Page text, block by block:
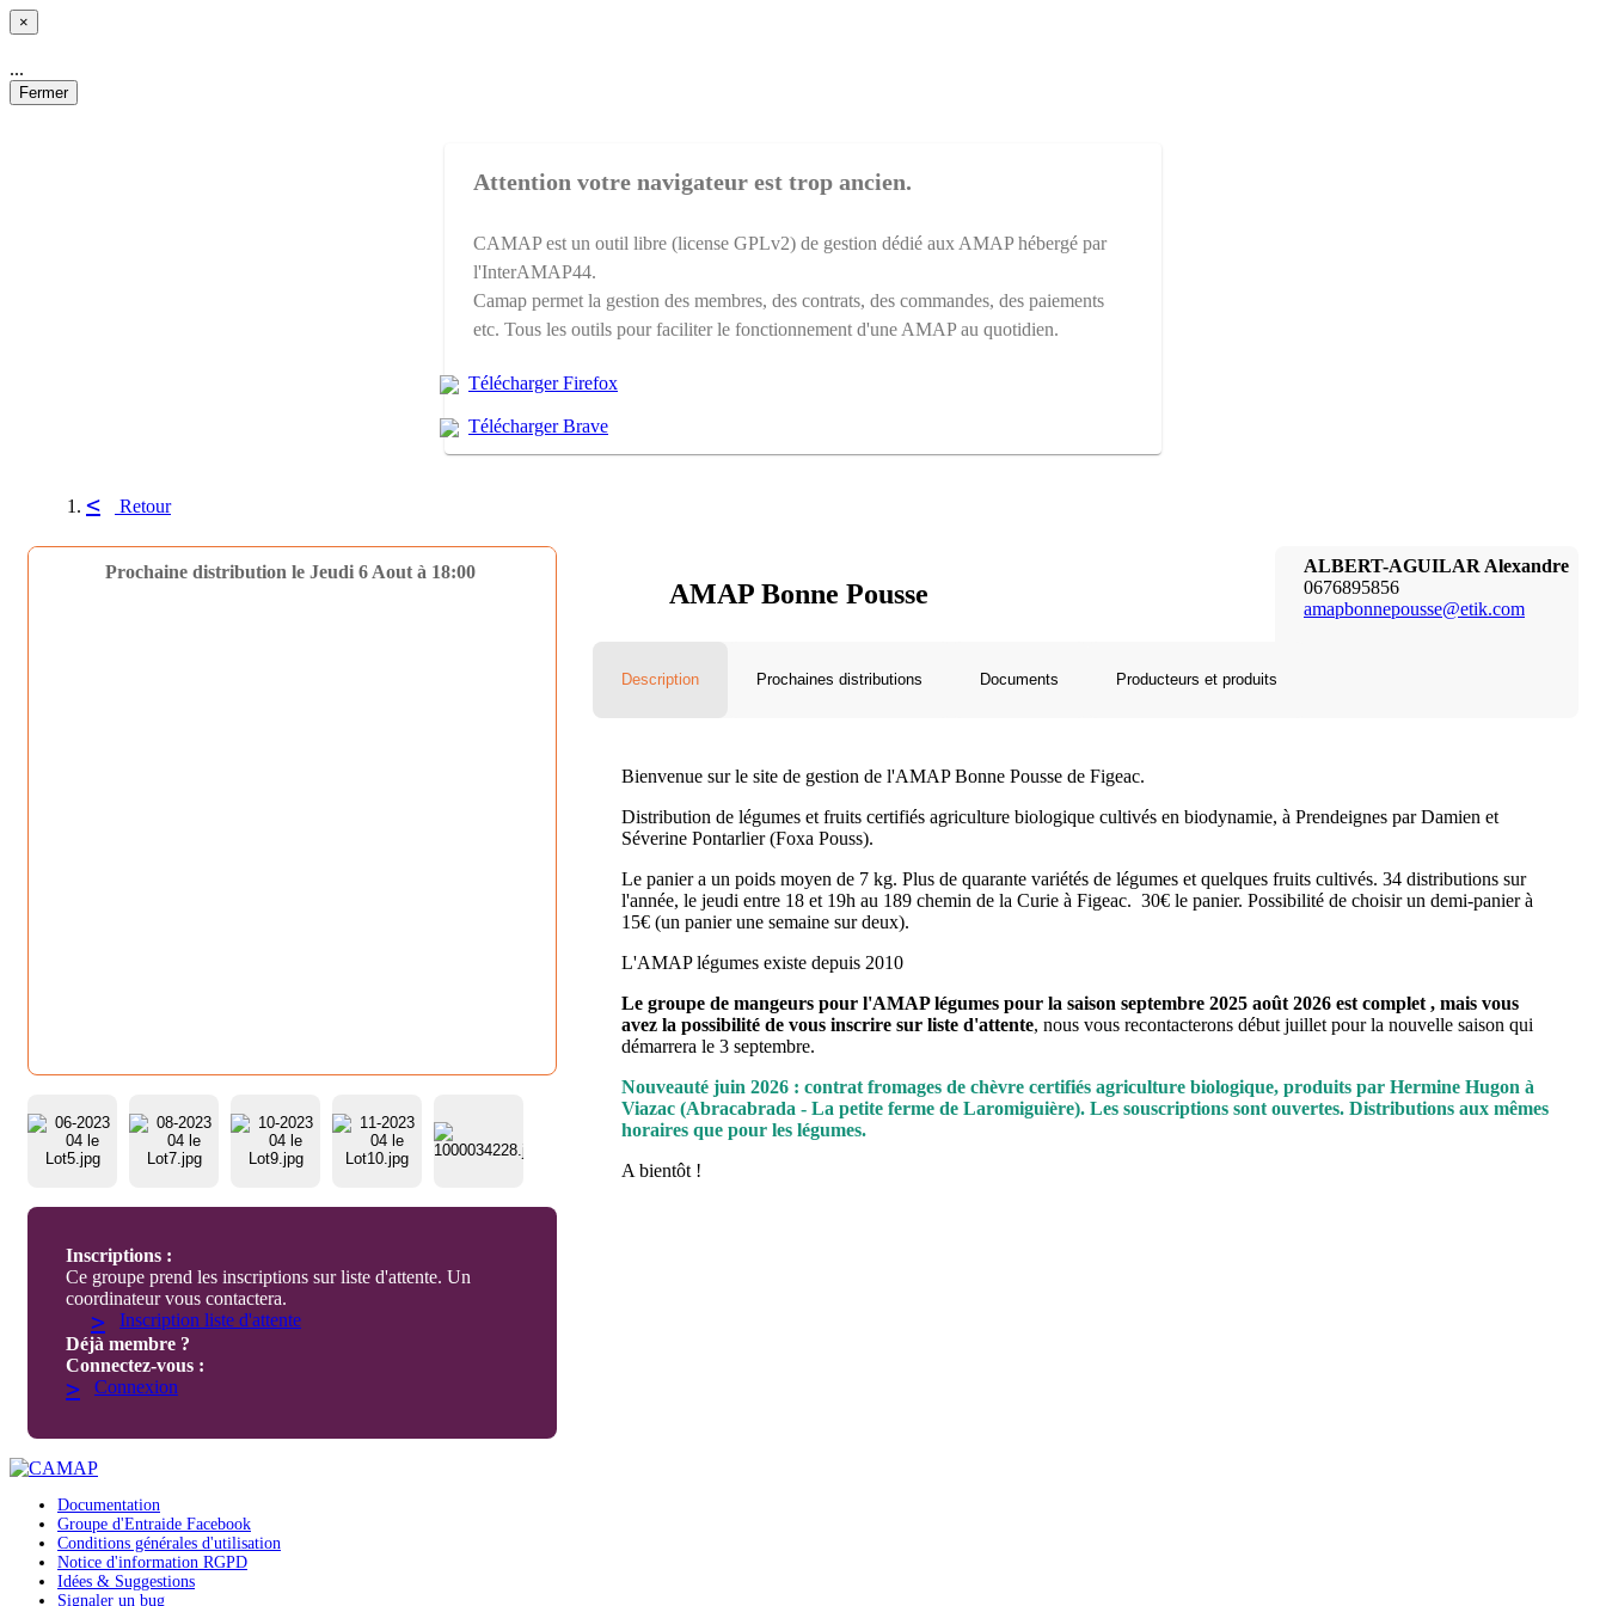
×
...
Fermer
Attention votre navigateur est trop ancien.
CAMAP est un outil libre (license GPLv2) de gestion dédié aux AMAP hébergé par
l'InterAMAP44.
Camap permet la gestion des membres, des contrats, des commandes, des paiements
etc. Tous les outils pour faciliter le fonctionnement d'une AMAP au quotidien.
Télécharger Firefox
Télécharger Brave
< Retour
Prochaine distribution le Jeudi 6 Aout à 18:00
Inscriptions :
Ce groupe prend les inscriptions sur liste d'attente. Un
coordinateur vous contactera.
>
Inscription liste d'attente
Déjà membre ?
Connectez-vous :
> Connexion
AMAP Bonne Pousse
ALBERT-AGUILAR Alexandre
0676895856
amapbonnepousse@etik.com
Description Prochaines distributions Documents Producteurs et produits
Bienvenue sur le site de gestion de l'AMAP Bonne Pousse de Figeac.
Distribution de légumes et fruits certifiés agriculture biologique cultivés en biodynamie, à Prendeignes par Damien et
Séverine Pontarlier (Foxa Pouss).
Le panier a un poids moyen de 7 kg. Plus de quarante variétés de légumes et quelques fruits cultivés. 34 distributions sur
l'année, le jeudi entre 18 et 19h au 189 chemin de la Curie à Figeac. 30€ le panier. Possibilité de choisir un demi-panier à
15€ (un panier une semaine sur deux).
L'AMAP légumes existe depuis 2010
Le groupe de mangeurs pour l'AMAP légumes pour la saison septembre 2025 août 2026 est complet , mais vous
avez la possibilité de vous inscrire sur liste d'attente, nous vous recontacterons début juillet pour la nouvelle saison qui
démarrera le 3 septembre.
Nouveauté juin 2026 : contrat fromages de chèvre certifiés agriculture biologique, produits par Hermine Hugon à
Viazac (Abracabrada - La petite ferme de Laromiguière). Les souscriptions sont ouvertes. Distributions aux mêmes
horaires que pour les légumes.
A bientôt !
Documentation
Groupe d'Entraide Facebook
Conditions générales d'utilisation
Notice d'information RGPD
Idées & Suggestions
Signaler un bug